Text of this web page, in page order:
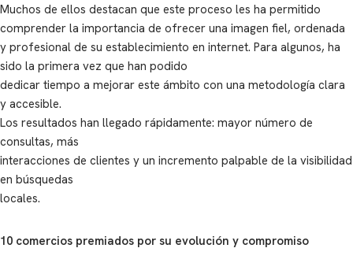
Muchos de ellos destacan que este proceso les ha permitido
comprender la importancia de ofrecer una imagen fiel, ordenada
y profesional de su establecimiento en internet. Para algunos, ha
sido la primera vez que han podido
dedicar tiempo a mejorar este ámbito con una metodología clara
y accesible.
Los resultados han llegado rápidamente: mayor número de
consultas, más
interacciones de clientes y un incremento palpable de la visibilidad
en búsquedas
locales.
10 comercios premiados por su evolución y compromiso